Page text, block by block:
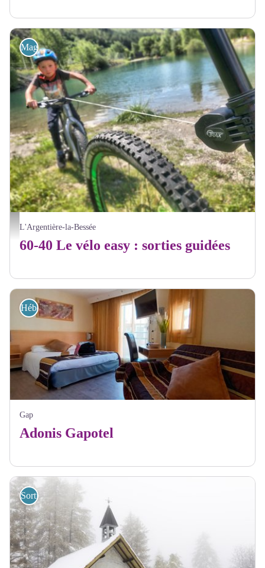
VTT enfant - 60-40
Magasins de sport et location
L'Argentière-la-Bessée
60-40 Le vélo easy : sorties guidées
Hébergements
Gap
Adonis Gapotel
Sorties accompagnées